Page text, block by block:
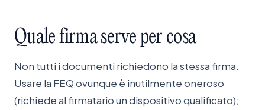
Qualefirmaserveper cosa
Non tutti i documenti richiedono la stessa firma.
Usare la FEQ ovunque è inutilmente oneroso
(richiede al firmatario un dispositivo qualificato);